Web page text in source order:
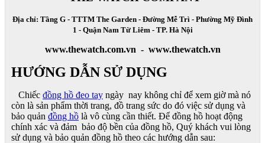
Địa chỉ: Tầng G - TTTM The Garden - Đường Mễ Trì - Phường Mỹ Đình
1 - Quận Nam Từ Liêm - TP. Hà Nội
www.thewatch.com.vn - www.thewatch.vn
HƯỚNG DẪN SỬ DỤNG
Chiếc đồng hồ đeo tay ngày nay không chỉ để xem giờ mà nó
còn là sản phẩm thời trang, đồ trang sức do đó việc sử dụng và
bảo quản đồng hồ là vô cùng cần thiết. Để đồng hồ hoạt động
chính xác và đảm bảo độ bền của đồng hồ, Quý khách vui lòng
sử dụng và bảo quản đồng hồ theo các hướng dẫn sau: